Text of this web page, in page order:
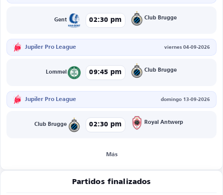
Gent 02:30 pm Club Brugge
Jupiler Pro League viernes 04-09-2026
Lommel 09:45 pm Club Brugge
Jupiler Pro League domingo 13-09-2026
Club Brugge 02:30 pm Royal Antwerp
Más
Partidos finalizados